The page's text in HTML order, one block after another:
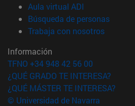
Aula virtual ADI
Búsqueda de personas(abre
Trabaja con nosotros(abre en
Información
TFNO +34 948 42 56 00
¿QUÉ GRADO TE INTERESA?
¿QUÉ MÁSTER TE INTERESA?
© Universidad de Navarra